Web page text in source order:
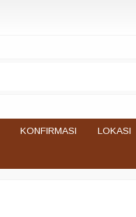
KONFIRMASI LOKASI